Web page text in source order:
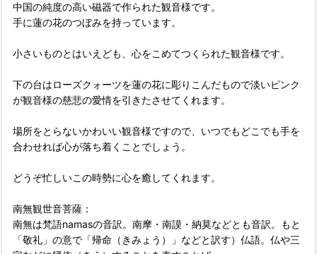
中国の純度の高い磁器で作られた観音様です。
手に蓮の花のつぼみを持っています。
小さいものとはいえども、心をこめてつくられた観音様です。
下の台はローズクォーツを蓮の花に彫りこんだもので淡いピンク
が観音様の慈悲の愛情を引きたさせてくれます。
場所をとらないかわいい観音様ですので、いつでもどこでも手を
合わせれば心が落ち着くことでしょう。
どうぞ忙しいこの時勢に心を癒してくれます。
南無観世音菩薩：
南無は梵語namasの音訳。南摩・南謨・納莫などとも音訳。もと
「敬礼」の意で「帰命（きみょう）」などと訳す）仏語。仏や三